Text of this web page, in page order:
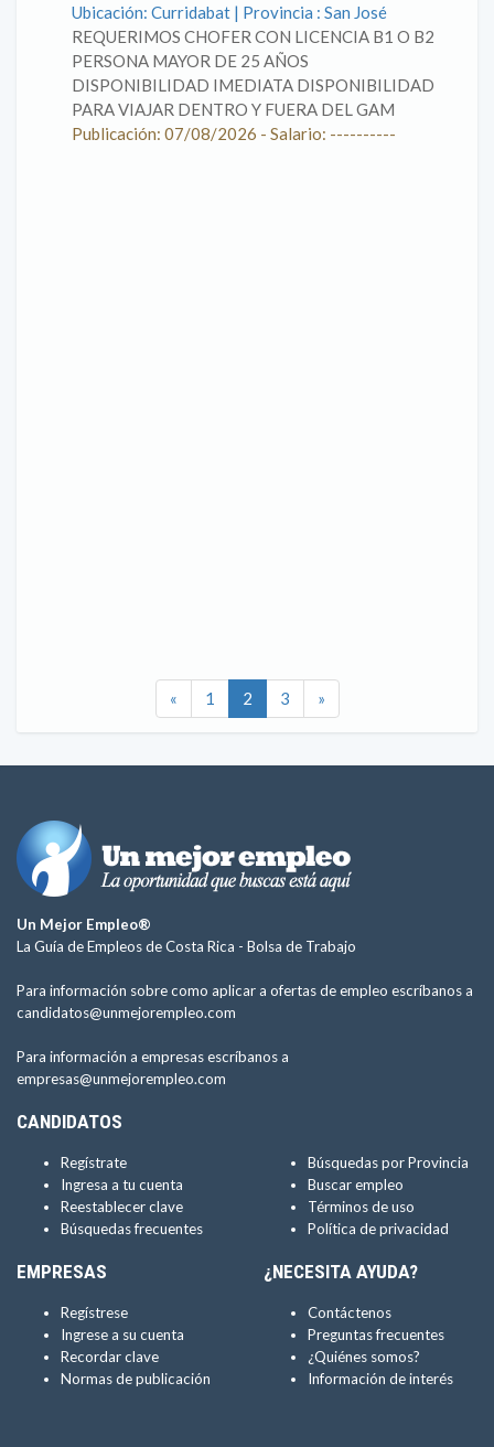
Ubicación: Curridabat | Provincia : San José
REQUERIMOS CHOFER CON LICENCIA B1 O B2
PERSONA MAYOR DE 25 AÑOS
DISPONIBILIDAD IMEDIATA DISPONIBILIDAD
PARA VIAJAR DENTRO Y FUERA DEL GAM
Publicación: 07/08/2026 - Salario: ----------
« 1 2 3 »
Un Mejor Empleo®
La Guía de Empleos de Costa Rica - Bolsa de Trabajo
Para información sobre como aplicar a ofertas de empleo escríbanos a
candidatos@unmejorempleo.com
Para información a empresas escríbanos a
empresas@unmejorempleo.com
CANDIDATOS
Regístrate
Ingresa a tu cuenta
Reestablecer clave
Búsquedas frecuentes
Búsquedas por Provincia
Buscar empleo
Términos de uso
Política de privacidad
EMPRESAS
Regístrese
Ingrese a su cuenta
Recordar clave
Normas de publicación
¿NECESITA AYUDA?
Contáctenos
Preguntas frecuentes
¿Quiénes somos?
Información de interés